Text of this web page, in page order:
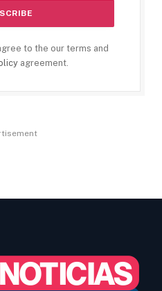
to the our terms and
agreement.